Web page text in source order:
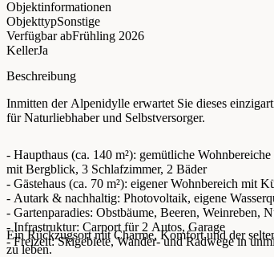
−
Objektinformationen
ObjekttypSonstige
Verfügbar abFrühling 2026
KellerJa
Beschreibung
Inmitten der Alpenidylle erwartet Sie dieses
für Naturliebhaber und Selbstversorger.
- Haupthaus (ca. 140 m²): gemütliche
mit Bergblick, 3 Schlafzimmer, 2 Bäder
- Gästehaus (ca. 70 m²): eigener Wohnbereich mit
- Autark & nachhaltig: Photovoltaik, eigene
- Gartenparadies: Obstbäume, Beeren, Weinreben,
- Infrastruktur: Carport für 2 Autos, Garage
- Freizeit: Skigebiete, Wander- und Radwege in
Ein Rückzugsort mit Charme, Komfort und der
zu leben.